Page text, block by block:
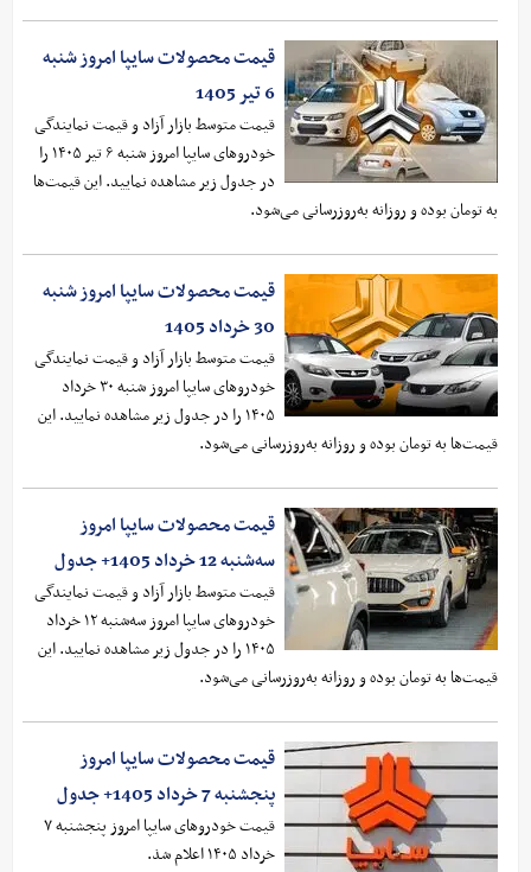
قیمت محصولات سایپا امروز شنبه
6 تیر 1405
قیمت متوسط بازار آزاد و قیمت نمایندگی
خودرو‌های سایپا امروز شنبه ۶ تیر ۱۴۰۵ را
در جدول زیر مشاهده نمایید. این قیمت‌ها
به تومان بوده و روزانه به‌روز‌رسانی می‌شود.
قیمت محصولات سایپا امروز شنبه
30 خرداد 1405
قیمت متوسط بازار آزاد و قیمت نمایندگی
خودرو‌های سایپا امروز شنبه ۳۰ خرداد
۱۴۰۵ را در جدول زیر مشاهده نمایید. این
قیمت‌ها به تومان بوده و روزانه به‌روز‌رسانی می‌شود.
قیمت محصولات سایپا امروز
سه‌شنبه 12 خرداد 1405+ جدول
قیمت متوسط بازار آزاد و قیمت نمایندگی
خودرو‌های سایپا امروز سه‌شنبه ۱۲ خرداد
۱۴۰۵ را در جدول زیر مشاهده نمایید. این
قیمت‌ها به تومان بوده و روزانه به‌روز‌رسانی می‌شود.
قیمت محصولات سایپا امروز
پنجشنبه 7 خرداد 1405+ جدول
قیمت خودرو‌های سایپا امروز پنجشنبه ۷
خرداد ۱۴۰۵ اعلام شذ.